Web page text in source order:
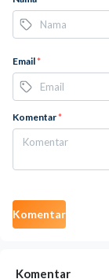
Email*
Komentar*
Komentar
Komentar